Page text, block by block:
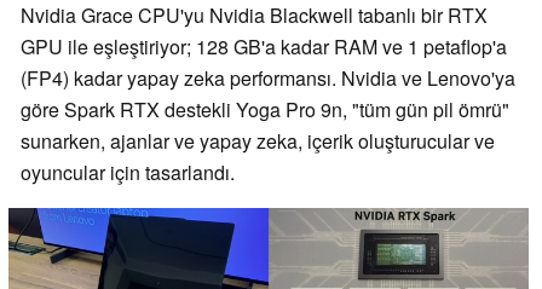
Nvidia Grace CPU'yu Nvidia Blackwell tabanlı bir RTX
GPU ile eşleştiriyor; 128 GB'a kadar RAM ve 1 petaflop'a
(FP4) kadar yapay zeka performansı. Nvidia ve Lenovo'ya
göre Spark RTX destekli Yoga Pro 9n, "tüm gün pil ömrü"
sunarken, ajanlar ve yapay zeka, içerik oluşturucular ve
oyuncular için tasarlandı.